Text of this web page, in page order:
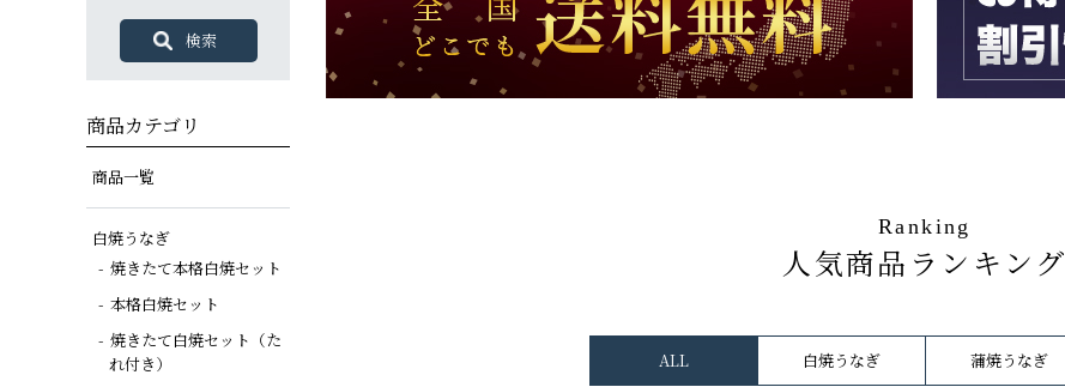
商品カテゴリ
商品一覧
白焼うなぎ
焼きたて本格白焼セット
本格白焼セット
焼きたて白焼セット（た
れ付き）
Ranking
人気商品ランキング
ALL 白焼うなぎ 蒲焼うなぎ